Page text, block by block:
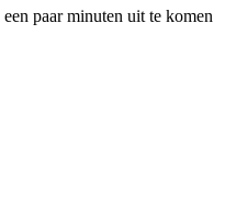
paar minuten uit te komen